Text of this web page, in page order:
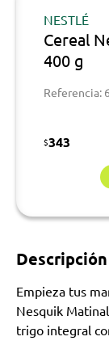
NESTLÉ
Cereal
400 g
Referencia:
$343
Empieza tus
Nesquik
trigo integral